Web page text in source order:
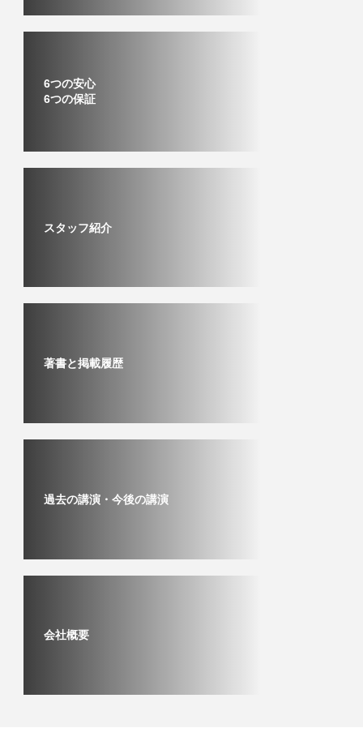
6つの安心
6つの保証
スタッフ紹介
著書と掲載履歴
過去の講演・今後の講演
会社概要